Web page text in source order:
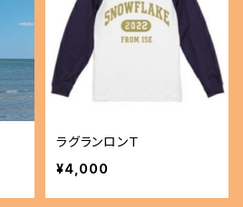
ラグランロンＴ
¥4,000